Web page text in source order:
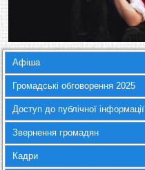
Афіша
Громадські обговорення 2025
Доступ до публічної інформації
Звернення громадян
Кадри